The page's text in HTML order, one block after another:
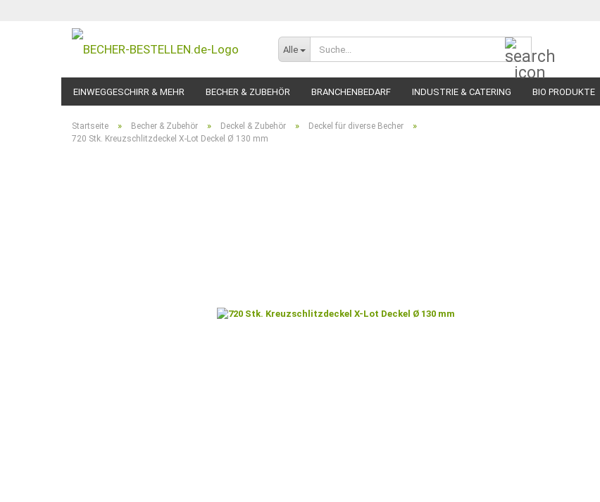
Alle
EINWEGGESCHIRR & MEHR BECHER & ZUBEHÖR BRANCHENBEDARF INDUSTRIE & CATERING BIO PRODUKTE
Startseite » Becher & Zubehör » Deckel & Zubehör » Deckel für diverse Becher »
720 Stk. Kreuzschlitzdeckel X-Lot Deckel Ø 130 mm